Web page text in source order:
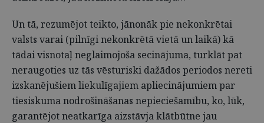
Un tā, rezumējot teikto, jānonāk pie nekonkrētai
valsts varai (pilnīgi nekonkrētā vietā un laikā) kā
tādai visnotaļ neglaimojoša secinājuma, turklāt pat
neraugoties uz tās vēsturiski dažādos periodos nereti
izskanējušiem liekulīgajiem apliecinājumiem par
tiesiskuma nodrošināšanas nepieciešamību, ko, lūk,
garantējot neatkarīga aizstāvja klātbūtne jau